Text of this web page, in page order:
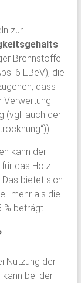
zur
.
Brennstoffe
6 EBeV), die
dass
Verwertung
(vgl. auch der
kann der
das Holz
Das bietet sich
mehr als die
% beträgt.
Nutzung der
bei der